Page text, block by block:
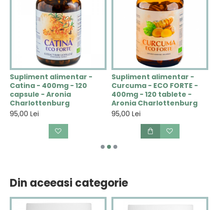
Supliment alimentar -
Catina - 400mg - 120
capsule - Aronia
Charlottenburg
95,00 Lei
Supliment alimentar -
Curcuma - ECO FORTE -
400mg - 120 tablete -
Aronia Charlottenburg
95,00 Lei
Din aceeasi categorie